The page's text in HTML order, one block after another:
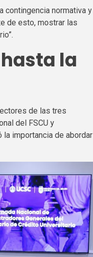
contingencia normativa y
de esto, mostrar las
la
de las tres
del FSCU y
importancia de abordar